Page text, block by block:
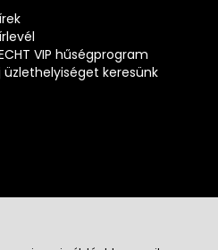
VIP hűségprogram
üzlethelyiséget keresünk